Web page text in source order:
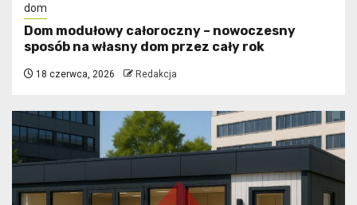
dom
Dom modułowy całoroczny – nowoczesny
sposób na własny dom przez cały rok
18 czerwca, 2026 Redakcja